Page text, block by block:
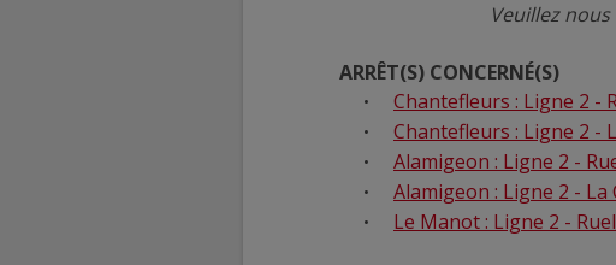
Veuillez
ARRÊT(S) CONCERNÉ(S)
Chantefleurs : Ligne 2 -
Chantefleurs : Ligne 2 -
Alamigeon : Ligne 2 -
Alamigeon : Ligne 2 -
Le Manot : Ligne 2 -